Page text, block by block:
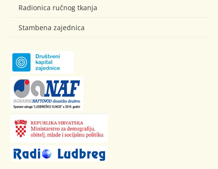
Radionica ručnog tkanja
Stambena zajednica